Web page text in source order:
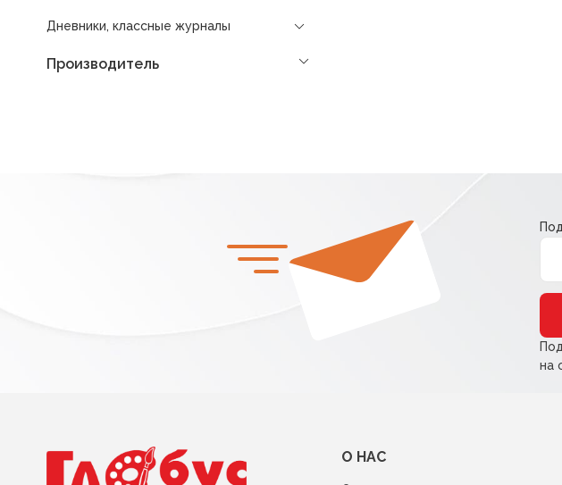
Дневники, классные журналы
Производитель
на
О НАС